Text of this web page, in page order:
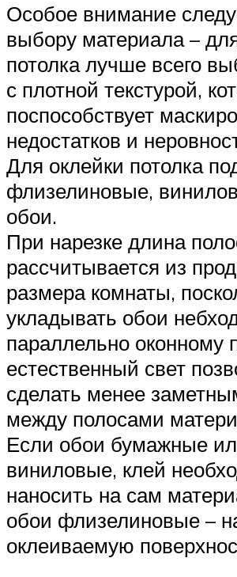
Особое внимание
выбору материала –
потолка лучше всего
с плотной текстурой,
поспособствует
недостатков и
Для оклейки потолка
флизелиновые,
обои.
При нарезке длина
рассчитывается из
размера комнаты,
укладывать обои
параллельно оконному
естественный свет
сделать менее
между полосами
Если обои бумажные
виниловые, клей
наносить на сам
обои флизелиновые –
оклеиваемую